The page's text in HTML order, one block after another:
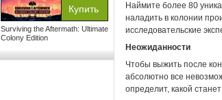
Surviving the Aftermath: Ultimate
Colony Edition
Наймите более 80
наладить в колонии
исследовательские
Неожиданности
Чтобы выжить после
абсолютно все
определит, какой